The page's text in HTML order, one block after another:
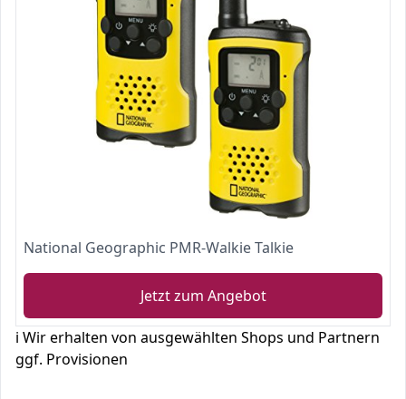
National Geographic PMR-Walkie Talkie
Jetzt zum Angebot
ℹ️ Wir erhalten von ausgewählten Shops und Partnern
ggf. Provisionen